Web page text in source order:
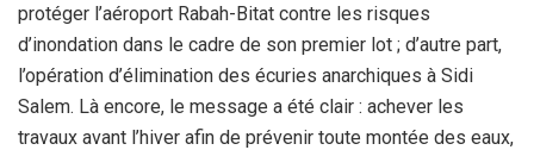
protéger l’aéroport Rabah-Bitat contre les risques
d’inondation dans le cadre de son premier lot ; d’autre part,
l’opération d’élimination des écuries anarchiques à Sidi
Salem. Là encore, le message a été clair : achever les
travaux avant l’hiver afin de prévenir toute montée des eaux,